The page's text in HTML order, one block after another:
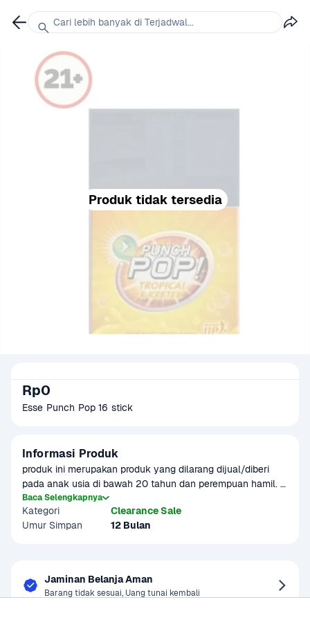
Produk tidak tersedia
Rp0
Esse Punch Pop 16 stick
Informasi Produk
produk ini merupakan produk yang dilarang dijual/diberi
pada anak usia di bawah 20 tahun dan perempuan hamil.
Merokok dapat menyebabkan kanker, serangan jantung,
impotensi, gangguan kesehatan lainnya termasuk
gangguan kehamilan dan janin.
Baca Selengkapnya
Kategori
Clearance Sale
Umur Simpan
12 Bulan
Jaminan Belanja Aman
Barang tidak sesuai, Uang tunai kembali
Cari lebih banyak di Terjadwal...